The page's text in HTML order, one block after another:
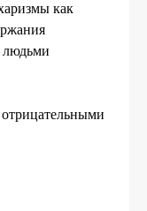
как
людьми